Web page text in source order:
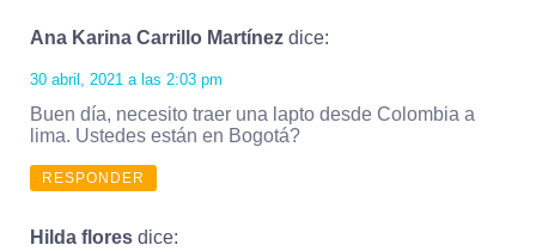
Ana Karina Carrillo Martínez dice:
30 abril, 2021 a las 2:03 pm
Buen día, necesito traer una lapto desde Colombia a
lima. Ustedes están en Bogotá?
RESPONDER
Hilda flores dice: